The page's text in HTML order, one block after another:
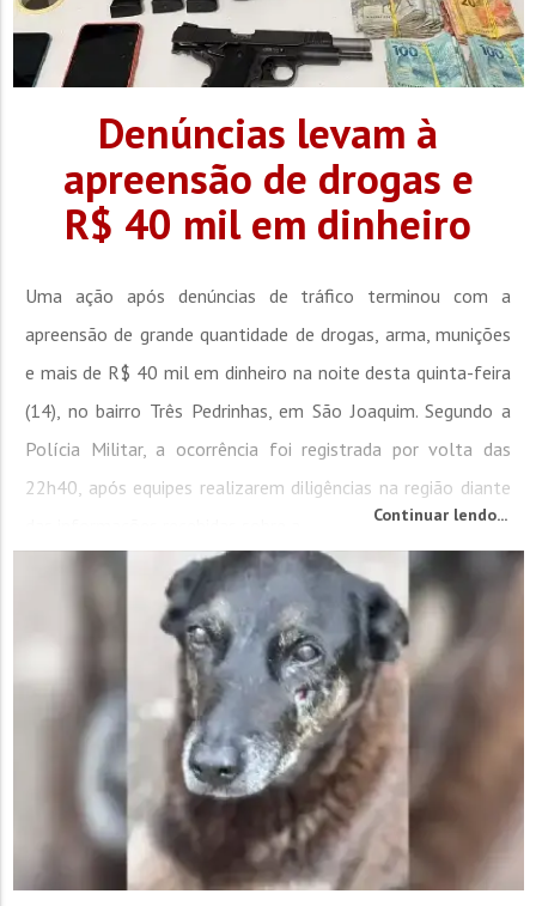
Denúncias levam à
apreensão de drogas e
R$ 40 mil em dinheiro
Uma ação após denúncias de tráfico terminou com a
apreensão de grande quantidade de drogas, arma, munições
e mais de R$ 40 mil em dinheiro na noite desta quinta-feira
(14), no bairro Três Pedrinhas, em São Joaquim. Segundo a
Polícia Militar, a ocorrência foi registrada por volta das
22h40, após equipes realizarem diligências na região diante
Continuar lendo...